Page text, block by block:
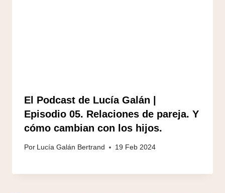
El Podcast de Lucía Galán |
Episodio 05. Relaciones de pareja. Y
cómo cambian con los hijos.
Por Lucía Galán Bertrand 19 Feb 2024